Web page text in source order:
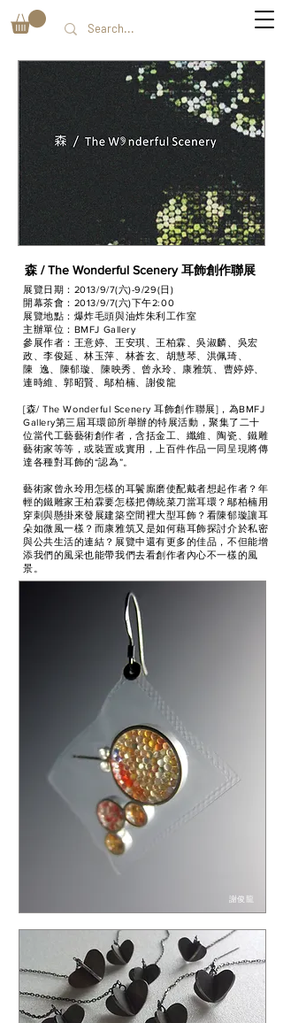
森 / The Wonderful Scenery耳飾創作聯展
展覽日期：2013/9/7(六)-9/29(日)
開幕茶會：2013/9/7(六)下午2:00
展覽地點：爆炸毛頭與油炸朱利工作室
主辦單位：BMFJ Gallery
參展作者：王意婷、王安琪、王柏霖、吳淑麟、吳宏
政、李俊延、林玉萍、林蒼玄、胡慧琴、洪佩琦、
陳 逸、陳郁璇、陳映秀、曾永玲、康雅筑、曹婷婷、
連時維、郭昭賢、鄔柏楠、謝俊龍
[森/ The Wonderful Scenery 耳飾創作聯展]，為BMFJ
Gallery第三屆耳環節所舉辦的特展活動，聚集了二十
位當代工藝藝術創作者，含括金工、纖維、陶瓷、鐵雕
藝術家等等，或裝置或實用，上百件作品一同呈現將傳
達各種對耳飾的“認為”。
藝術家曾永玲用怎樣的耳鬢廝磨使配戴者想起作者？年
輕的鐵雕家王柏霖要怎樣把傳統菜刀當耳環？鄔柏楠用
穿刺與懸掛來發展建築空間裡大型耳飾？看陳郁璇讓耳
朵如微風一樣？而康雅筑又是如何藉耳飾探討介於私密
與公共生活的連結？展覽中還有更多的佳品，不但能增
添我們的風采也能帶我們去看創作者內心不一樣的風
景。
謝俊龍